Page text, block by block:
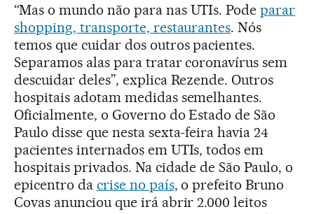
“Mas o mundo não para nas UTIs. Podeparar
shopping, transporte, restaurantes. Nós
temos que cuidar dos outros pacientes.
Separamos alas para tratar coronavírus sem
descuidar deles”, explica Rezende. Outros
hospitais adotam medidas semelhantes.
Oficialmente, o Governo do Estado de São
Paulo disse que nesta sexta-feira havia 24
pacientes internados em UTIs, todos em
hospitais privados. Na cidade de São Paulo, o
epicentro da crise no país, o prefeito Bruno
Covas anunciou que irá abrir 2.000 leitos